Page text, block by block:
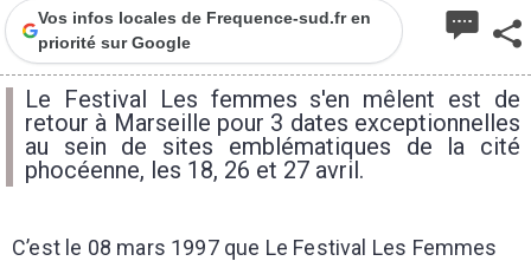
Vos infos locales de Frequence-sud.fr en
priorité sur Google
Le Festival Les femmes s'en mêlent est de
retour à Marseille pour 3 dates exceptionnelles
au sein de sites emblématiques de la cité
phocéenne, les 18, 26 et 27 avril.
C’est le 08 mars 1997 que Le Festival Les Femmes